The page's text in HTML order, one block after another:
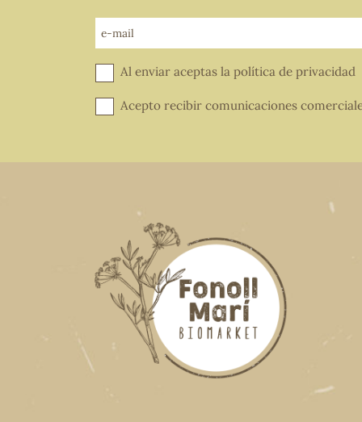
e-mail
Al enviar aceptas la política de privacidad
Acepto recibir comunicaciones